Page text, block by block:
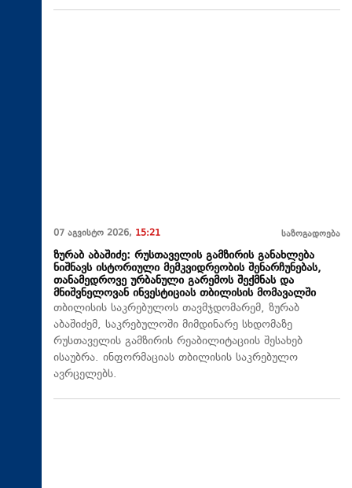
07 აგვისტო 2026, 15:21 საზოგადოება
ზურაბ აბაშიძე: რუსთაველის გამზირის განახლება
ნიშნავს ისტორიული მემკვიდრეობის შენარჩუნებას,
თანამედროვე ურბანული გარემოს შექმნას და
მნიშვნელოვან ინვესტიციას თბილისის მომავალში
თბილისის საკრებულოს თავმჯდომარემ, ზურაბ
აბაშიძემ, საკრებულოში მიმდინარე სხდომაზე
რუსთაველის გამზირის რეაბილიტაციის შესახებ
ისაუბრა. ინფორმაციას თბილისის საკრებულო
ავრცელებს.